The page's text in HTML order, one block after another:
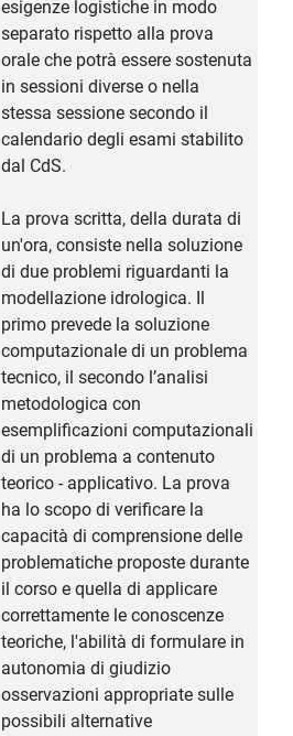
esigenze logistiche in modo
separato rispetto alla prova
orale che potrà essere sostenuta
in sessioni diverse o nella
stessa sessione secondo il
calendario degli esami stabilito
dal CdS.
La prova scritta, della durata di
un'ora, consiste nella soluzione
di due problemi riguardanti la
modellazione idrologica. Il
primo prevede la soluzione
computazionale di un problema
tecnico, il secondo l’analisi
metodologica con
esemplificazioni computazionali
di un problema a contenuto
teorico - applicativo. La prova
ha lo scopo di verificare la
capacità di comprensione delle
problematiche proposte durante
il corso e quella di applicare
correttamente le conoscenze
teoriche, l'abilità di formulare in
autonomia di giudizio
osservazioni appropriate sulle
possibili alternative